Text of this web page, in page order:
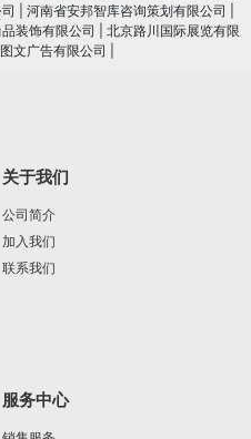
河南省安邦智库咨询策划有限公司
装饰有限公司
北京路川国际展览有限
文广告有限公司
关于我们
公司简介
加入我们
联系我们
服务中心